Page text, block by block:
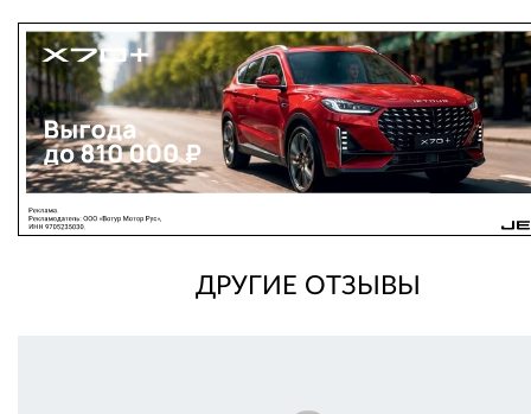
ДРУГИЕ ОТЗЫВЫ